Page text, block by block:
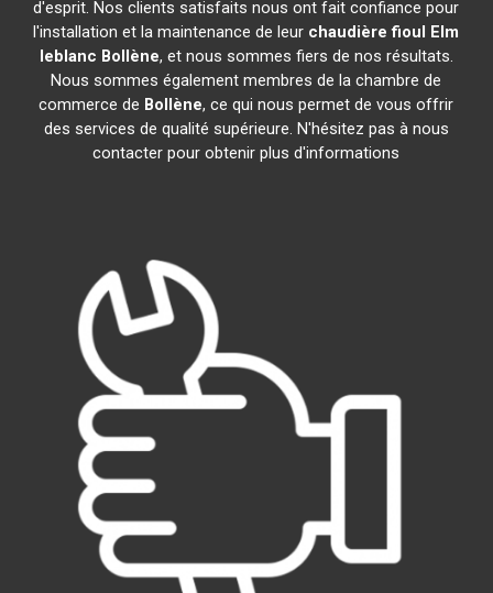
d'esprit. Nos clients satisfaits nous ont fait confiance pour
l'installation et la maintenance de leur chaudière fioul Elm
leblanc Bollène, et nous sommes fiers de nos résultats.
Nous sommes également membres de la chambre de
commerce de Bollène, ce qui nous permet de vous offrir
des services de qualité supérieure. N'hésitez pas à nous
contacter pour obtenir plus d'informations